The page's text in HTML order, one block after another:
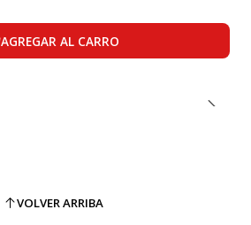
AGREGAR AL CARRO
VOLVER ARRIBA